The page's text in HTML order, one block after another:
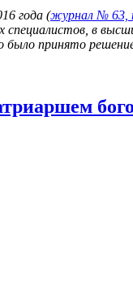
года (журнал № 63,
в
было принято